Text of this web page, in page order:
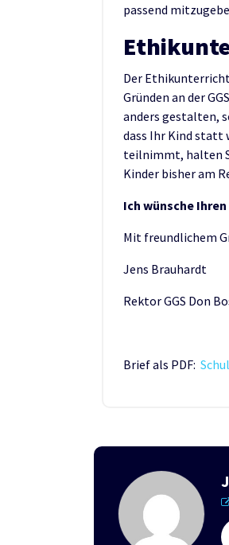
passend
Der
Gründen an der
anders gestalten,
dass Ihr Kind statt
teilnimmt, halten
Kinder bisher am
Ich wünsche
Mit freundlichem
Jens Brauhardt
Rektor GGS Don
Brief als PDF: